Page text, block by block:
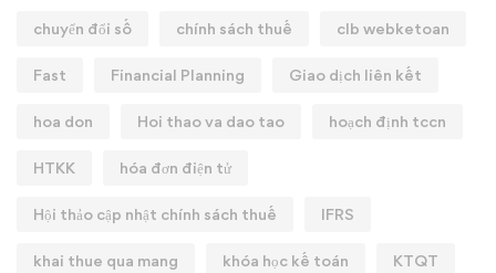
chuyển đổi số chính sách thuế clb webketoan
Fast Financial Planning Giao dịch liên kết
hoa don Hoi thao va dao tao hoạch định tccn
HTKK hóa đơn điện tử
Hội thảo cập nhật chính sách thuế IFRS
khai thue qua mang khóa học kế toán KTQT